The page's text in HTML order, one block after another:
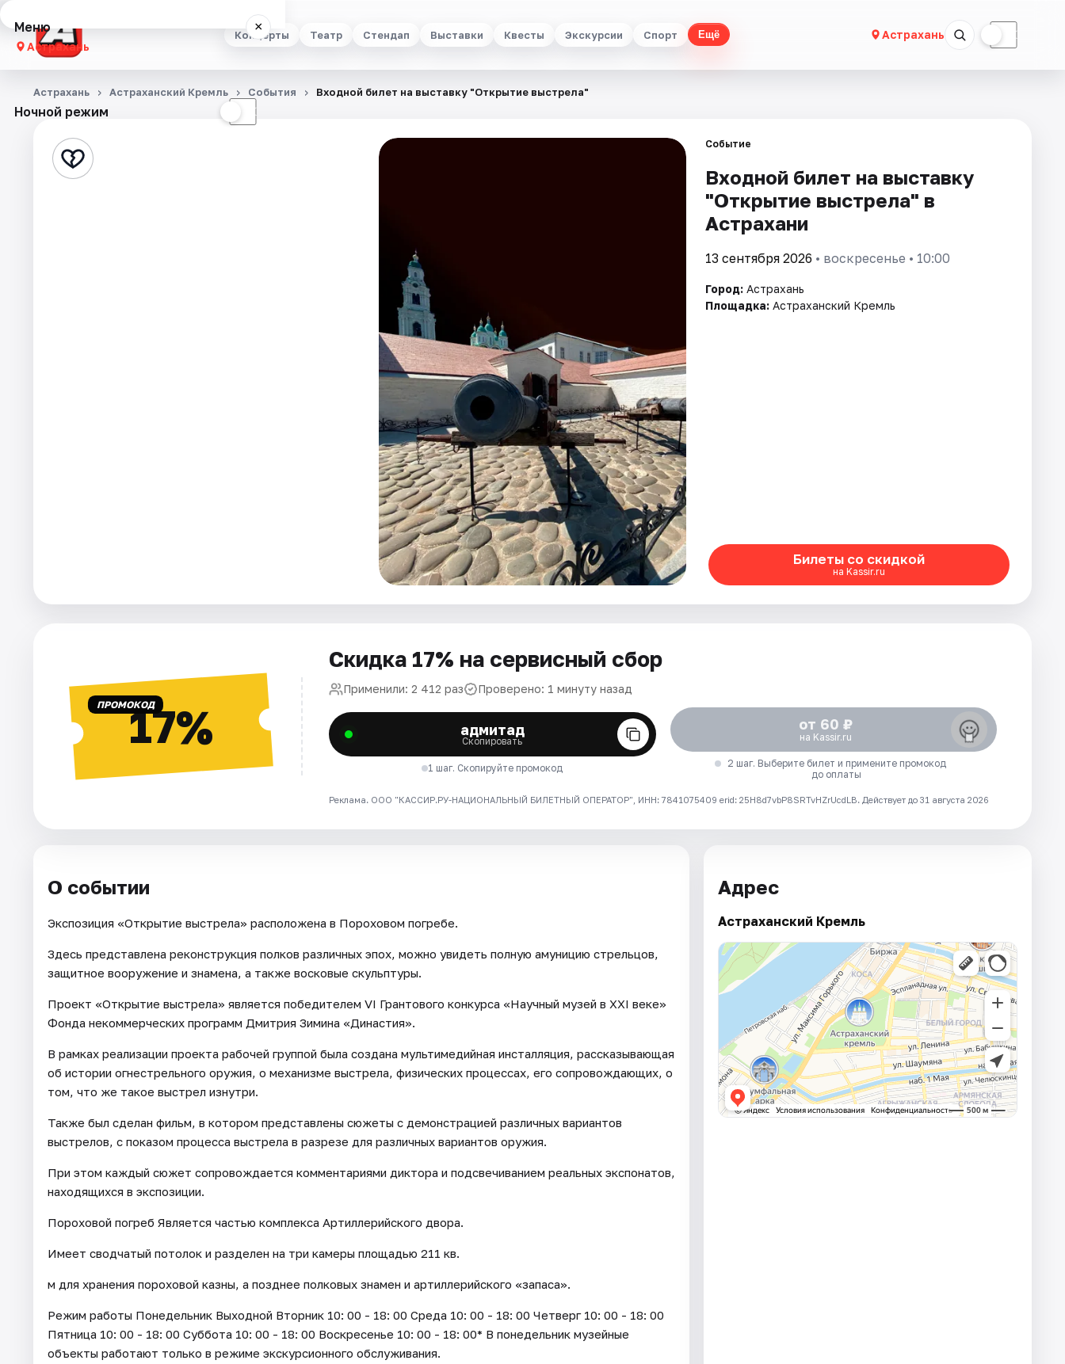
Концерты Театр Стендап Выставки Квесты Экскурсии Спорт Ещё Астрахань ☾
Меню ×
Астрахань
Концерты
Стендап
Ночной режим ☾
Астрахань Астраханский Кремль События Входной билет на выставку "Открытие выстрела"
Событие
Входной билет на выставку
"Открытие выстрела" в
Астрахани
13 сентября 2026 • воскресенье • 10:00
Город: Астрахань
Площадка: Астраханский Кремль
Билеты со скидкой
на Kassir.ru
ПРОМОКОД17%
Скидка 17% на сервисный сбор
Применили: 2 412 раз Проверено: 1 минуту назад
адмитад
Скопировать
1 шаг. Скопируйте промокод
от 60 ₽
на Kassir.ru
2 шаг. Выберите билет и примените промокод
до оплаты
Реклама. ООО "КАССИР.РУ-НАЦИОНАЛЬНЫЙ БИЛЕТНЫЙ ОПЕРАТОР", ИНН: 7841075409 erid: 25H8d7vbP8SRTvHZrUcdLB. Действует до 31 августа 2026
О событии
Экспозиция «Открытие выстрела» расположена в Пороховом погребе.
Здесь представлена реконструкция полков различных эпох, можно увидеть полную амуницию стрельцов,
защитное вооружение и знамена, а также восковые скульптуры.
Проект «Открытие выстрела» является победителем VI Грантового конкурса «Научный музей в XXI веке»
Фонда некоммерческих программ Дмитрия Зимина «Династия».
В рамках реализации проекта рабочей группой была создана мультимедийная инсталляция, рассказывающая
об истории огнестрельного оружия, о механизме выстрела, физических процессах, его сопровождающих, о
том, что же такое выстрел изнутри.
Также был сделан фильм, в котором представлены сюжеты с демонстрацией различных вариантов
выстрелов, с показом процесса выстрела в разрезе для различных вариантов оружия.
При этом каждый сюжет сопровождается комментариями диктора и подсвечиванием реальных экспонатов,
находящихся в экспозиции.
Пороховой погреб Является частью комплекса Артиллерийского двора.
Имеет сводчатый потолок и разделен на три камеры площадью 211 кв.
м для хранения пороховой казны, а позднее полковых знамен и артиллерийского «запаса».
Режим работы Понедельник Выходной Вторник 10: 00 - 18: 00 Среда 10: 00 - 18: 00 Четверг 10: 00 - 18: 00
Пятница 10: 00 - 18: 00 Суббота 10: 00 - 18: 00 Воскресенье 10: 00 - 18: 00* В понедельник музейные
объекты работают только в режиме экскурсионного обслуживания.
Адрес
Астраханский Кремль